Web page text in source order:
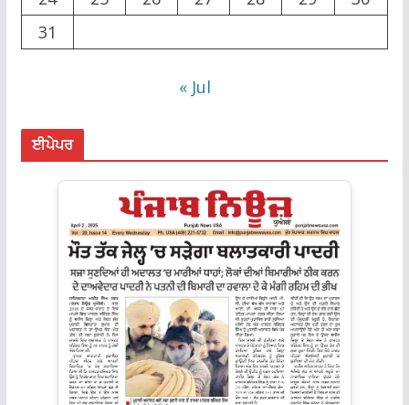
31
« Jul
ਈਪੇਪਰ